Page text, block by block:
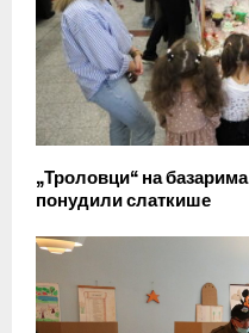
„Троловци“ на базарима
понудили слаткише